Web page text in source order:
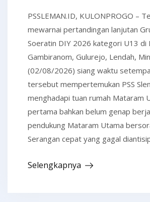
PSSLEMAN.ID, KULONPROGO –
mewarnai pertandingan lanjutan
Soeratin DIY 2026 kategori U13 di
Gambiranom, Gulurejo, Lendah,
(02/08/2026) siang waktu
tersebut mempertemukan PSS
menghadapi tuan rumah Mataram
pertama bahkan belum genap
pendukung Mataram Utama
Serangan cepat yang gagal
Selengkapnya